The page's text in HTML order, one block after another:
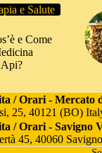
e Salute
e Come
/ Orari - Mercato
25, 40121 (BO)
/ Orari - Savigno
45, 40060